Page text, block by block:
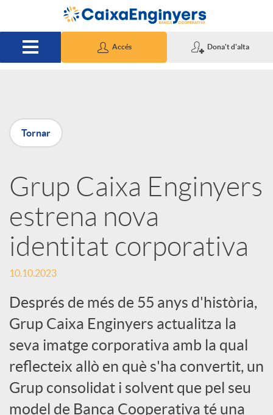
Salta al contingut principal
Accés Dona't d'alta
P
u
b
l
i
c
a
d
Tornar
Grup Caixa Enginyers
estrena nova
identitat corporativa
10.10.2023
Després de més de 55 anys d'història,
Grup Caixa Enginyers actualitza la
seva imatge corporativa amb la qual
reflecteix allò en què s'ha convertit, un
Grup consolidat i solvent que pel seu
model de Banca Cooperativa té una